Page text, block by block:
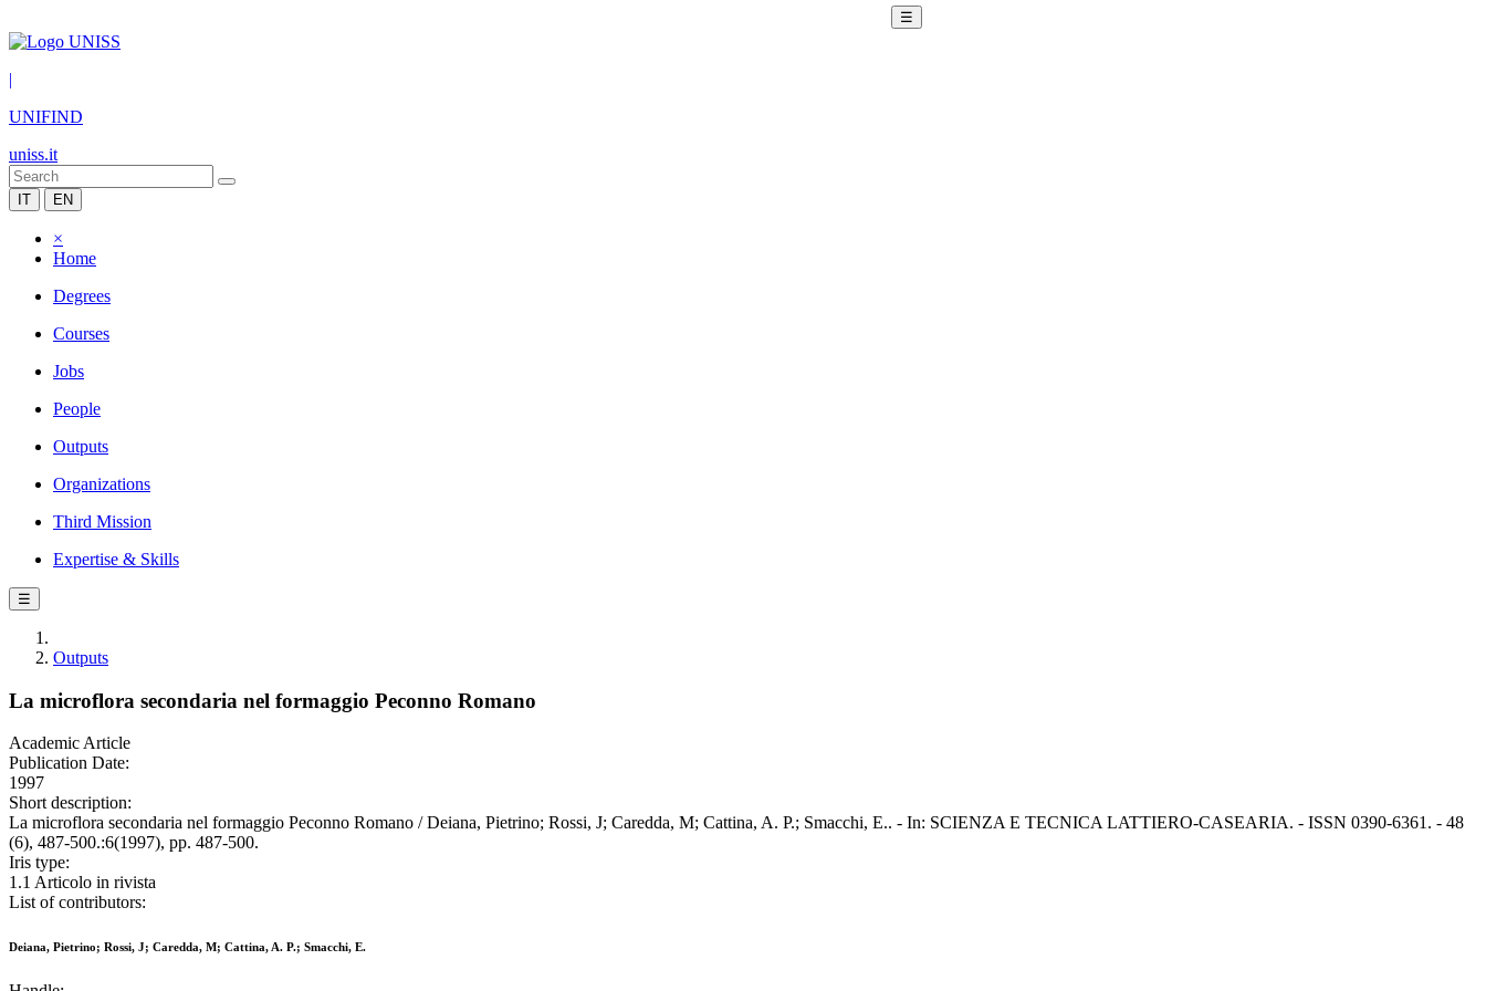
☰
|
UNIFIND
uniss.it
IT EN
×
Home
Degrees
Courses
Jobs
People
Outputs
Organizations
Third Mission
Expertise & Skills
☰
Outputs
La microflora secondaria nel formaggio Peconno Romano
Academic Article
Publication Date:
1997
Short description:
La microflora secondaria nel formaggio Peconno Romano / Deiana, Pietrino; Rossi, J; Caredda, M; Cattina, A. P.; Smacchi, E.. - In: SCIENZA E TECNICA LATTIERO-CASEARIA. - ISSN 0390-6361. - 48
(6), 487-500.:6(1997), pp. 487-500.
Iris type:
1.1 Articolo in rivista
List of contributors:
Deiana, Pietrino; Rossi, J; Caredda, M; Cattina, A. P.; Smacchi, E.